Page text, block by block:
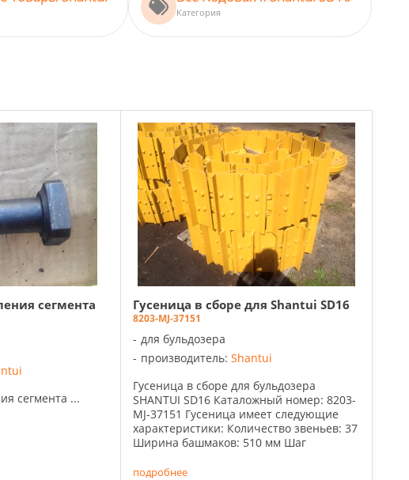
Категория
сегмента
сегмента ...
Гусеница в сборе для Shantui SD16
8203-MJ-37151
для бульдозера
производитель:Shantui
Гусеница в сборе для бульдозера
SHANTUI SD16 Каталожный номер: 8203-
MJ-37151 Гусеница имеет следующие
характеристики: Количество звеньев: 37
Ширина башмаков: 510 мм Шаг
грунтозацеп Гусеница состоит из:
подробнее